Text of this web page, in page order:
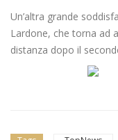
Un’altra grande
Lardone, che torna ad
distanza dopo il